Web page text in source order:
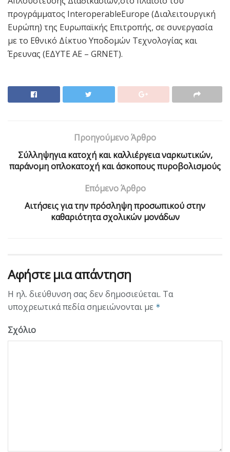
προγράμματος InteroperableEurope (Διαλειτουργική
Ευρώπη) της Ευρωπαϊκής Επιτροπής, σε συνεργασία
με το Εθνικό Δίκτυο Υποδομών Τεχνολογίας και
Έρευνας (ΕΔΥΤΕ ΑΕ – GRNET).
Προηγούμενο Άρθρο
Σύλληψηγια κατοχή και καλλιέργεια ναρκωτικών,
παράνομη οπλοκατοχή και άσκοπους πυροβολισμούς
Επόμενο Άρθρο
Αιτήσεις για την πρόσληψη προσωπικού στην
καθαριότητα σχολικών μονάδων
Αφήστε μια απάντηση
Η ηλ. διεύθυνση σας δεν δημοσιεύεται. Τα
υποχρεωτικά πεδία σημειώνονται με *
Σχόλιο